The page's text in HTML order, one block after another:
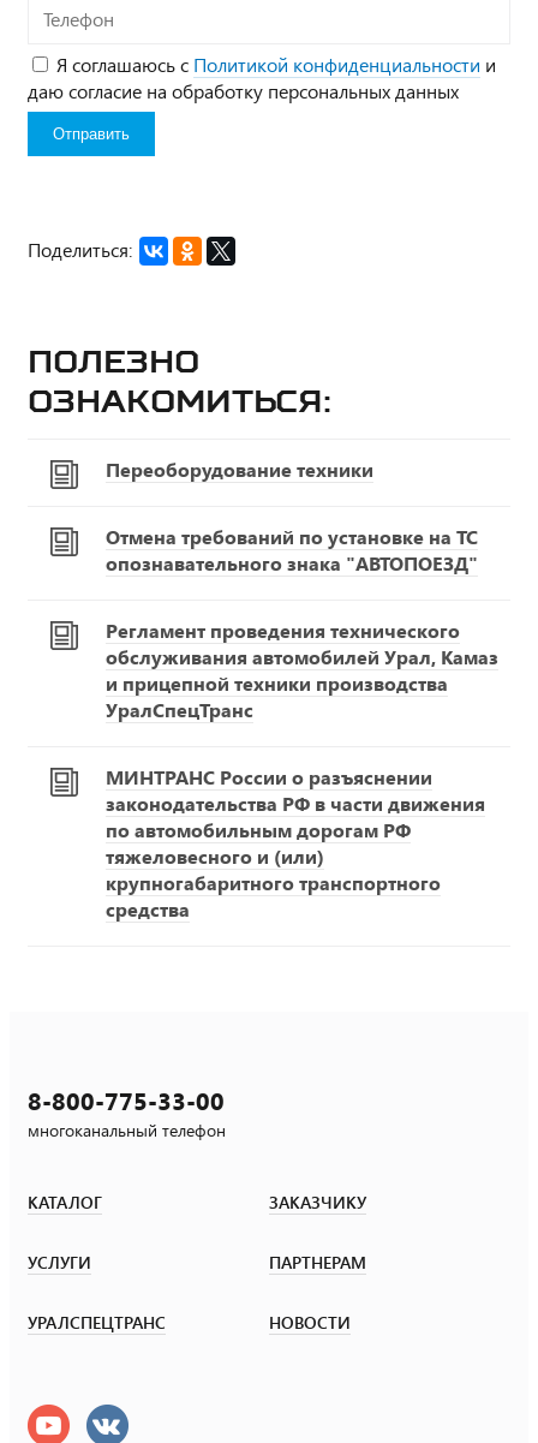
Телефон
Я соглашаюсь с Политикой конфиденциальности и
даю согласие на обработку персональных данных
Поделиться:
Полезно
ознакомиться:
Переоборудование техники
Отмена требований по установке на ТС
опознавательного знака "АВТОПОЕЗД"
Регламент проведения технического
обслуживания автомобилей Урал, Камаз
и прицепной техники производства
УралСпецТранс
МИНТРАНС России о разъяснении
законодательства РФ в части движения
по автомобильным дорогам РФ
тяжеловесного и (или)
крупногабаритного транспортного
средства
8-800-775-33-00
многоканальный телефон
КАТАЛОГ ЗАКАЗЧИКУ
УСЛУГИ ПАРТНЕРАМ
УРАЛСПЕЦТРАНС НОВОСТИ